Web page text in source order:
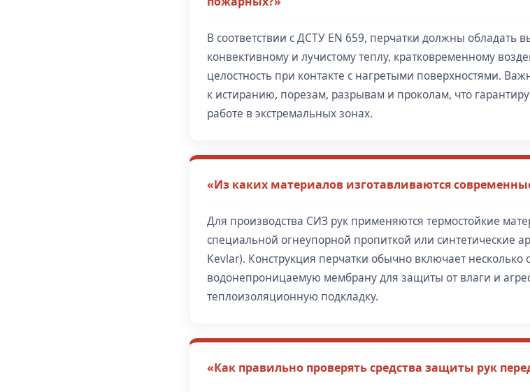
В соответствии с ДСТУ EN 659, перчатки должны обладать
конвективному и лучистому теплу, кратковременному
целостность при контакте с нагретыми поверхностями.
к истиранию, порезам, разрывам и проколам, что
работе в экстремальных зонах.
«Из каких материалов изготавливаются
Для производства СИЗ рук применяются термостойкие
специальной огнеупорной пропиткой или синтетические
Kevlar). Конструкция перчатки обычно включает
водонепроницаемую мембрану для защиты от влаги и
теплоизоляционную подкладку.
«Как правильно проверять средства защиты рук